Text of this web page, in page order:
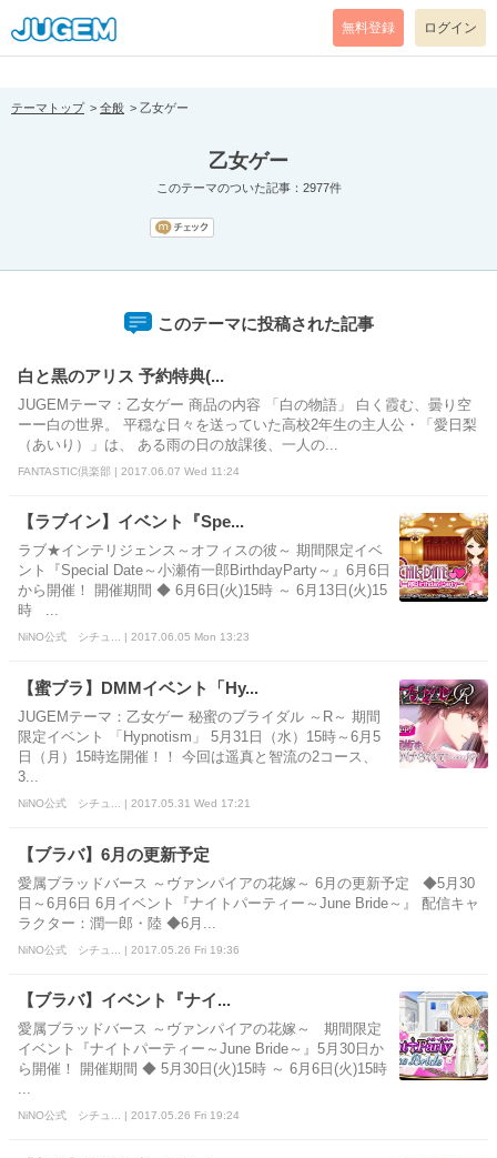
[pear_error: message="Success" code=0 mode=return level=notice
prefix="" info=""]
無料登録 ログイン
テーマトップ 全般 乙女ゲー
乙女ゲー
このテーマのついた記事：2977件
このテーマに投稿された記事
白と黒のアリス 予約特典(...
JUGEMテーマ：乙女ゲー 商品の内容 「白の物語」 白く霞む、曇り空
ーー白の世界。 平穏な日々を送っていた高校2年生の主人公・「愛日梨
（あいり）」は、 ある雨の日の放課後、一人の...
FANTASTIC倶楽部 | 2017.06.07 Wed 11:24
【ラブイン】イベント『Spe...
ラブ★インテリジェンス～オフィスの彼～ 期間限定イベ
ント『Special Date～小瀬侑一郎BirthdayParty～』6月6日
から開催！ 開催期間 ◆ 6月6日(火)15時 ～ 6月13日(火)15
時 ...
NiNO公式 シチュ... | 2017.06.05 Mon 13:23
【蜜ブラ】DMMイベント「Hy...
JUGEMテーマ：乙女ゲー 秘蜜のブライダル ～R～ 期間
限定イベント 「Hypnotism」 5月31日（水）15時～6月5
日（月）15時迄開催！！ 今回は遥真と智流の2コース、
3...
NiNO公式 シチュ... | 2017.05.31 Wed 17:21
【ブラバ】6月の更新予定
愛属ブラッドバース ～ヴァンパイアの花嫁～ 6月の更新予定 ◆5月30
日～6月6日 6月イベント『ナイトパーティー～June Bride～』 配信キャ
ラクター：潤一郎・陸 ◆6月...
NiNO公式 シチュ... | 2017.05.26 Fri 19:36
【ブラバ】イベント『ナイ...
愛属ブラッドバース ～ヴァンパイアの花嫁～ 期間限定
イベント『ナイトパーティー～June Bride～』5月30日か
ら開催！ 開催期間 ◆ 5月30日(火)15時 ～ 6月6日(火)15時
NiNO公式 シチュ... | 2017.05.26 Fri 19:24